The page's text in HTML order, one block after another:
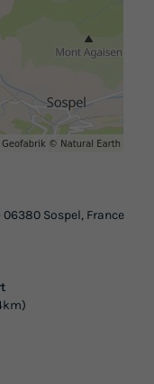
575 €
1 canapé
Sospel, France